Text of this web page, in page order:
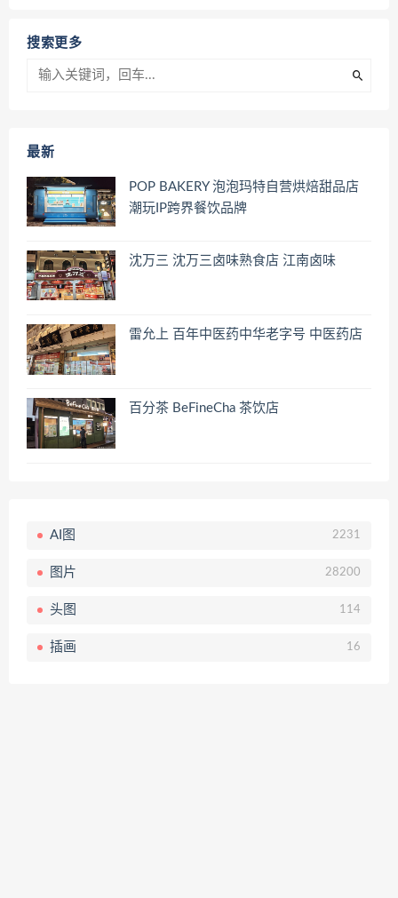
搜索更多
最新
POP BAKERY 泡泡玛特自营烘焙甜品店
潮玩IP跨界餐饮品牌
沈万三 沈万三卤味熟食店 江南卤味
雷允上 百年中医药中华老字号 中医药店
百分茶 BeFineCha 茶饮店
AI图 2231
图片 28200
头图 114
插画 16